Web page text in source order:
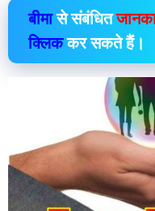
बीमासे संबंधित
क्लिककर सकते हैं।